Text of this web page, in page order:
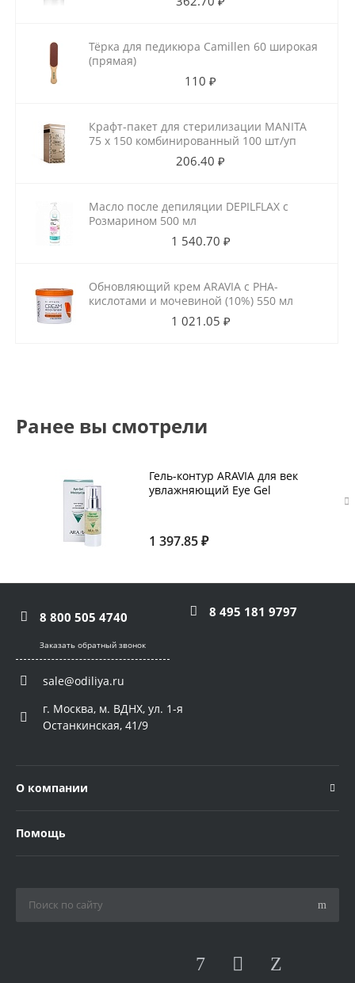
Тёрка для педикюра Camillen 60 широкая
(прямая)
110 ₽
Крафт-пакет для стерилизации MANITA
75 х 150 комбинированный 100 шт/уп
206.40 ₽
Масло после депиляции DEPILFLAX с
Розмарином 500 мл
1 540.70 ₽
Обновляющий крем ARAVIA с РНА-
кислотами и мочевиной (10%) 550 мл
1 021.05 ₽
Ранее вы смотрели
Гель-контур ARAVIA для век
увлажняющий Eye Gel
1 397.85 ₽
8 800 505 4740 8 495 181 9797
Заказать обратный звонок
sale@odiliya.ru
г. Москва, м. ВДНХ, ул. 1-я
Останкинская, 41/9
О компании
Помощь